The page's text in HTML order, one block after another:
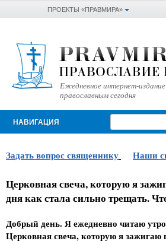
ПРОЕКТЫ «ПРАВМИРА»
Ежедневное интернет-
православным сегодня
НАВИГАЦИЯ
Задать вопрос священнику Наши
Церковная свеча, которую я
дня как стала сильно трещать.
Добрый день. Я ежедневно читаю
Церковная свеча, которую я зажигаю